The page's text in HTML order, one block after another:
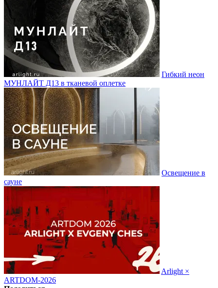
Гибкий неон
МУНЛАЙТ Д13 в тканевой оплетке
Освещение в
сауне
Arlight ×
ARTDOM-2026